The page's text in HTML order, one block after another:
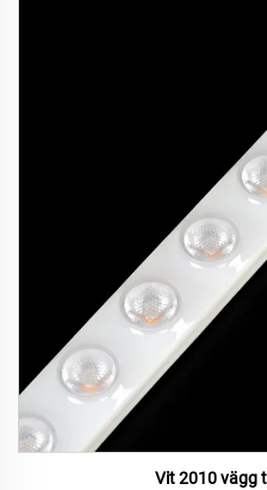
Vit 2010 vägg